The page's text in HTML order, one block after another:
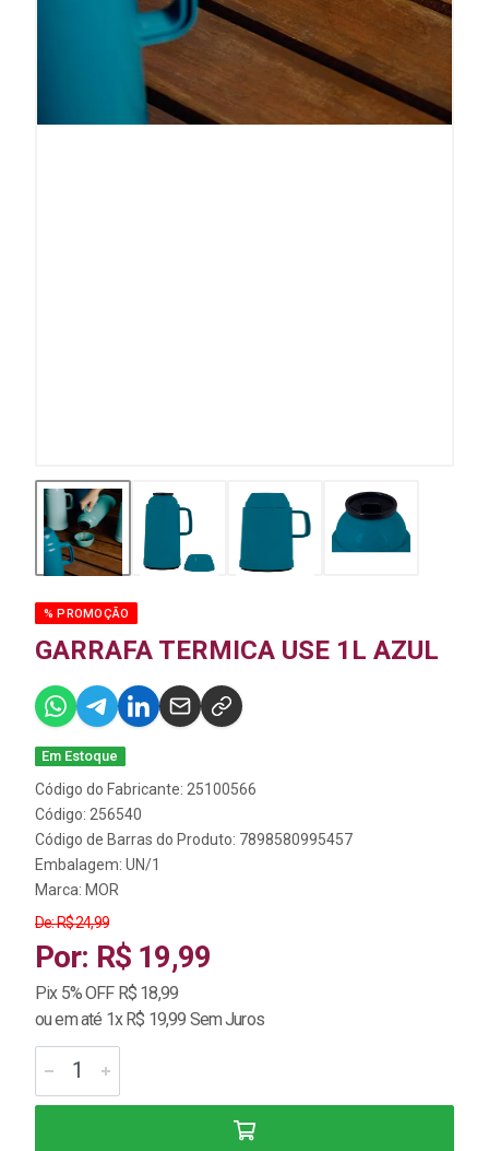
% PROMOÇÃO
GARRAFA TERMICA USE 1L AZUL
Em Estoque
Código do Fabricante: 25100566
Código: 256540
Código de Barras do Produto: 7898580995457
Embalagem: UN/1
Marca: MOR
De: R$ 24,99
Por: R$ 19,99
Pix 5% OFF R$ 18,99
ou em até 1x R$ 19,99 Sem Juros